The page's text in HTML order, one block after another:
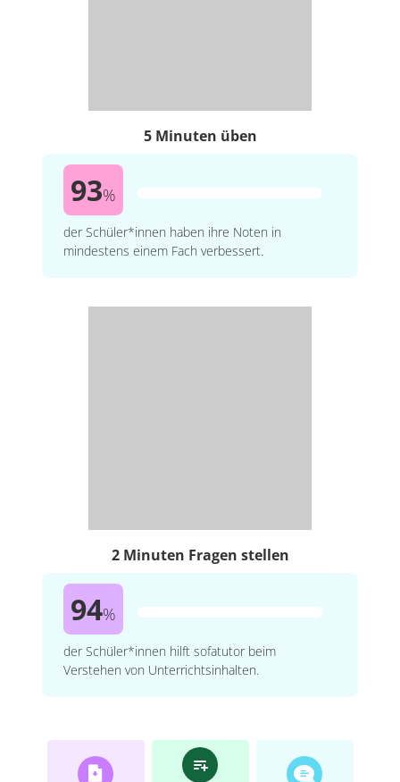
5 Minuten üben
93%
der Schüler*innen haben ihre Noten in
mindestens einem Fach verbessert.
2 Minuten Fragen stellen
94%
der Schüler*innen hilft sofatutor beim
Verstehen von Unterrichtsinhalten.